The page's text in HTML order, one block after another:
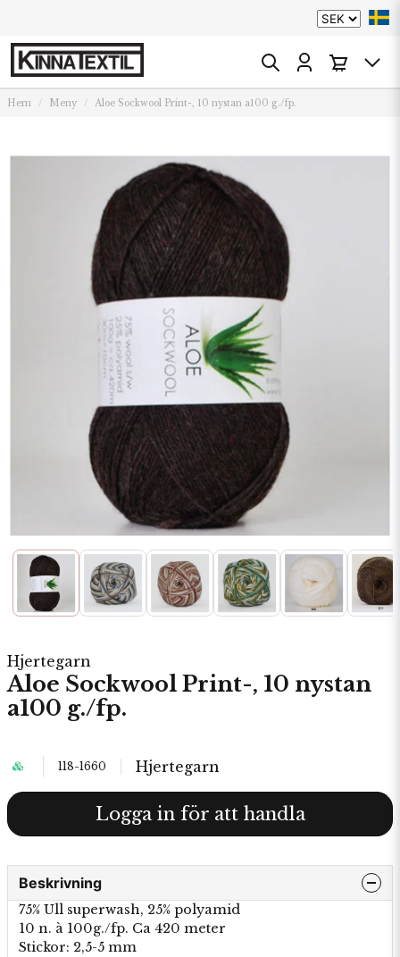
Hem Meny Aloe Sockwool Print-, 10 nystan a100 g./fp.
Hjertegarn
Aloe Sockwool Print-, 10 nystan
a100 g./fp.
118-1660 Hjertegarn
Logga in för att handla
Beskrivning
75% Ull superwash, 25% polyamid
10 n. à 100g./fp. Ca 420 meter
Stickor: 2,5-5 mm